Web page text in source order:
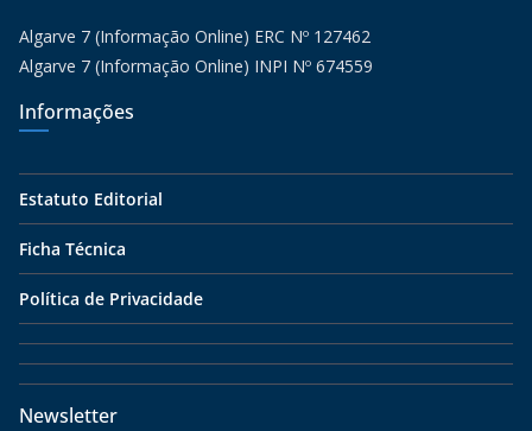
Algarve 7 (Informação Online) ERC Nº 127462
Algarve 7 (Informação Online) INPI Nº 674559
Informações
Estatuto Editorial
Ficha Técnica
Política de Privacidade
Newsletter